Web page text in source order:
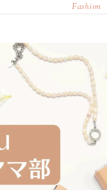
Fashion